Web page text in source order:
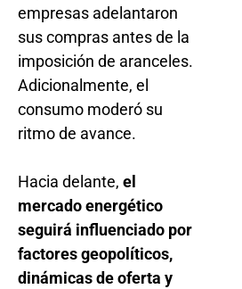
empresas adelantaron
sus compras antes de la
imposición de aranceles.
Adicionalmente, el
consumo moderó su
ritmo de avance.
Hacia delante, el
mercado energético
seguirá influenciado por
factores geopolíticos,
dinámicas de oferta y